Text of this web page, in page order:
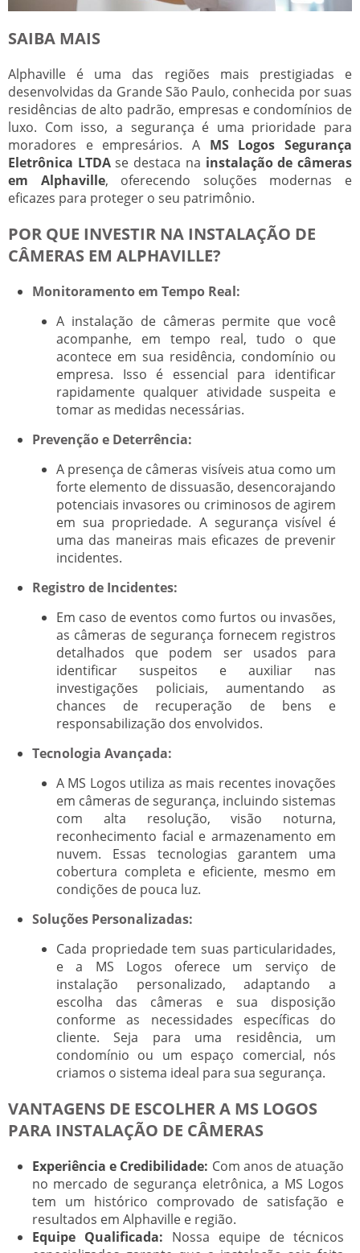
SAIBA MAIS
Alphaville é uma das regiões mais prestigiadas e
desenvolvidas da Grande São Paulo, conhecida por suas
residências de alto padrão, empresas e condomínios de
luxo. Com isso, a segurança é uma prioridade para
moradores e empresários. A MS Logos Segurança
Eletrônica LTDAse destaca na instalação de câmeras
em Alphaville, oferecendo soluções modernas e
eficazes para proteger o seu patrimônio.
POR QUE INVESTIR NA INSTALAÇÃO DE
CÂMERAS EM ALPHAVILLE?
Monitoramento em Tempo Real:
A instalação de câmeras permite que você
acompanhe, em tempo real, tudo o que
acontece em sua residência, condomínio ou
empresa. Isso é essencial para identificar
rapidamente qualquer atividade suspeita e
tomar as medidas necessárias.
Prevenção e Deterrência:
A presença de câmeras visíveis atua como um
forte elemento de dissuasão, desencorajando
potenciais invasores ou criminosos de agirem
em sua propriedade. A segurança visível é
uma das maneiras mais eficazes de prevenir
incidentes.
Registro de Incidentes:
Em caso de eventos como furtos ou invasões,
as câmeras de segurança fornecem registros
detalhados que podem ser usados para
identificar suspeitos e auxiliar nas
investigações policiais, aumentando as
chances de recuperação de bens e
responsabilização dos envolvidos.
Tecnologia Avançada:
A MS Logos utiliza as mais recentes inovações
em câmeras de segurança, incluindo sistemas
com alta resolução, visão noturna,
reconhecimento facial e armazenamento em
nuvem. Essas tecnologias garantem uma
cobertura completa e eficiente, mesmo em
condições de pouca luz.
Soluções Personalizadas:
Cada propriedade tem suas particularidades,
e a MS Logos oferece um serviço de
instalação personalizado, adaptando a
escolha das câmeras e sua disposição
conforme as necessidades específicas do
cliente. Seja para uma residência, um
condomínio ou um espaço comercial, nós
criamos o sistema ideal para sua segurança.
VANTAGENS DE ESCOLHER A MS LOGOS
PARA INSTALAÇÃO DE CÂMERAS
Experiência e Credibilidade: Com anos de atuação
no mercado de segurança eletrônica, a MS Logos
tem um histórico comprovado de satisfação e
resultados em Alphaville e região.
Equipe Qualificada: Nossa equipe de técnicos